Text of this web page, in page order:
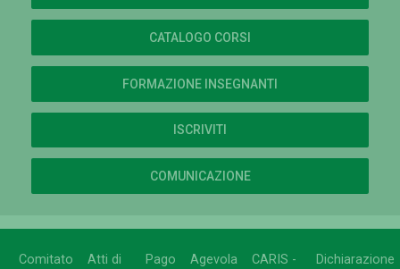
CATALOGO CORSI
FORMAZIONE INSEGNANTI
ISCRIVITI
COMUNICAZIONE
Comitato
Atti di
Pago
Agevola
CARIS -
Dichiarazione